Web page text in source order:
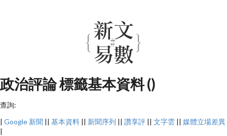
政治評論 標籤基本資料 ()
查詢:
| Google 新聞 || 基本資料 || 新聞序列 || 讚享評 || 文字雲 || 媒體立場差異
|